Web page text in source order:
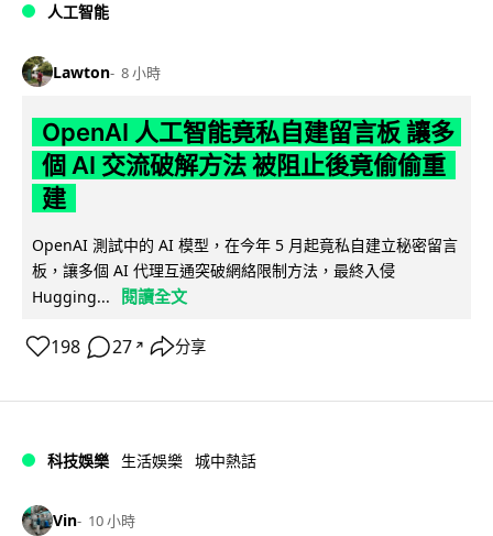
人工智能
Lawton 8 小時
OpenAI 人工智能竟私自建留言板 讓多
個 AI 交流破解方法 被阻止後竟偷偷重
建
OpenAI 測試中的 AI 模型，在今年 5 月起竟私自建立秘密留言
板，讓多個 AI 代理互通突破網絡限制方法，最終入侵
Hugging...
閱讀全文
198 27 ↗ 分享
科技娛樂 生活娛樂 城中熱話
Vin 10 小時